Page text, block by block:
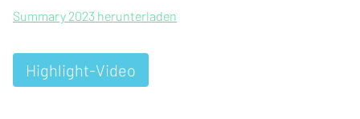
Summary 2023 herunterladen
Highlight-Video